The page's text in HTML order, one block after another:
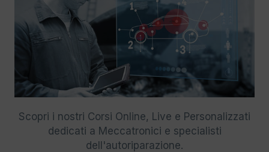
Scopri i nostri Corsi Online, Live e Personalizzati
dedicati a Meccatronici e specialisti
dell'autoriparazione.